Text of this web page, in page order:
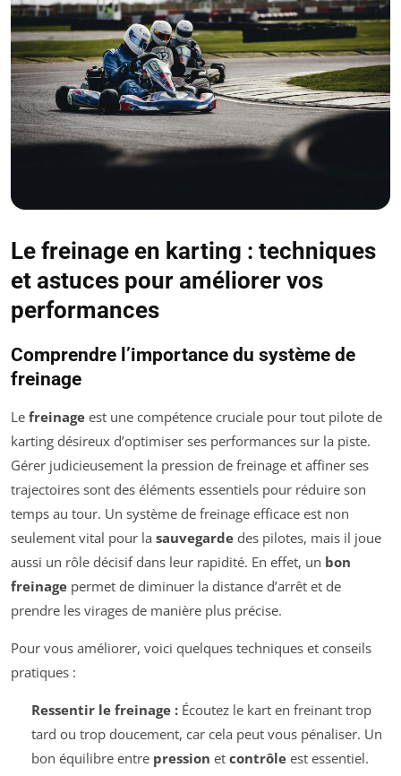
Le freinage en karting : techniques
et astuces pour améliorer vos
performances
Comprendre l’importance du système de
freinage
Le freinage est une compétence cruciale pour tout pilote de
karting désireux d’optimiser ses performances sur la piste.
Gérer judicieusement la pression de freinage et affiner ses
trajectoires sont des éléments essentiels pour réduire son
temps au tour. Un système de freinage efficace est non
seulement vital pour la sauvegarde des pilotes, mais il joue
aussi un rôle décisif dans leur rapidité. En effet, un bon
freinage permet de diminuer la distance d’arrêt et de
prendre les virages de manière plus précise.
Pour vous améliorer, voici quelques techniques et conseils
pratiques :
Ressentir le freinage :Écoutez le kart en freinant trop
tard ou trop doucement, car cela peut vous pénaliser. Un
bon équilibre entre pression et contrôleest essentiel.